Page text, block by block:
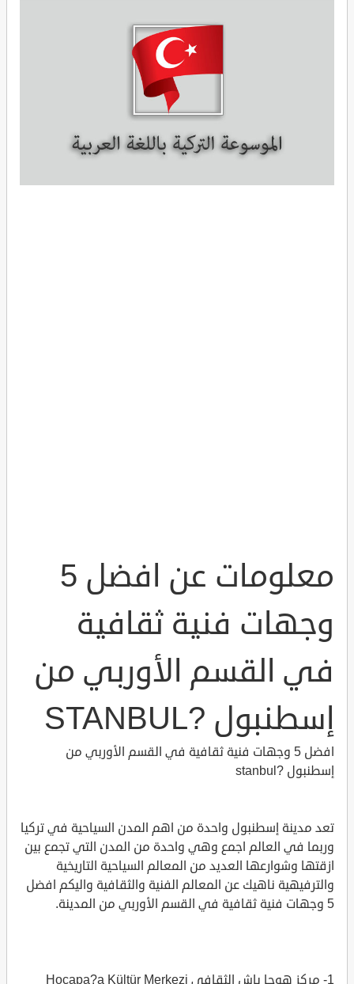
معلومات عن افضل 5
وجهات فنية ثقافية
في القسم الأوربي من
إسطنبول ?STANBUL
افضل 5 وجهات فنية ثقافية في القسم الأوربي من
إسطنبول ?stanbul
تعد مدينة إسطنبول واحدة من اهم المدن السياحية في تركيا
وربما في العالم اجمع وهي واحدة من المدن التي تجمع بين
ازقتها وشوارعها العديد من المعالم السياحية التاريخية
والترفيهية ناهيك عن المعالم الفنية والثقافية واليكم افضل
5 وجهات فنية ثقافية في القسم الأوربي من المدينة.
1- مركز هوجا باش الثقافي Hocapa?a Kültür Merkezi